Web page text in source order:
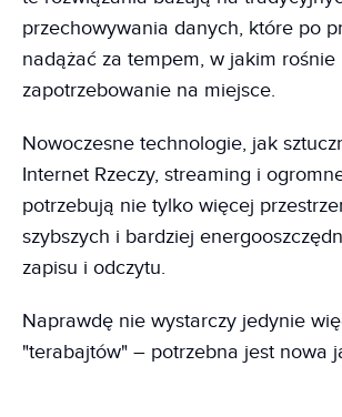
przechowywania danych, które po
nadążać za tempem, w jakim rośnie
zapotrzebowanie na miejsce.
Nowoczesne technologie, jak
Internet Rzeczy, streaming i
potrzebują nie tylko więcej
szybszych i bardziej
zapisu i odczytu.
Naprawdę nie wystarczy jedynie
"terabajtów" – potrzebna jest nowa